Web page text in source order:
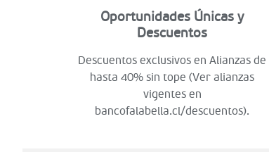
Oportunidades Únicas y
Descuentos
Descuentos exclusivos en Alianzas de
hasta 40% sin tope (Ver alianzas
vigentes en
bancofalabella.cl/descuentos).